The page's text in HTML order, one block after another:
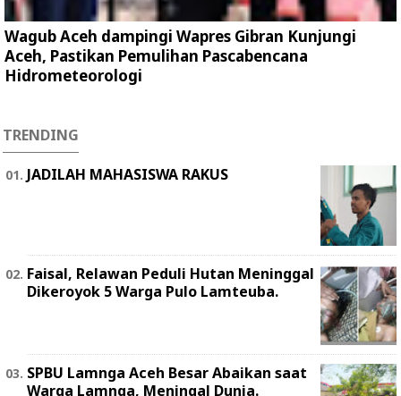
Wagub Aceh dampingi Wapres Gibran Kunjungi
Aceh, Pastikan Pemulihan Pascabencana
Hidrometeorologi
TRENDING
JADILAH MAHASISWA RAKUS
Faisal, Relawan Peduli Hutan Meninggal
Dikeroyok 5 Warga Pulo Lamteuba.
SPBU Lamnga Aceh Besar Abaikan saat
Warga Lamnga, Meningal Dunia.